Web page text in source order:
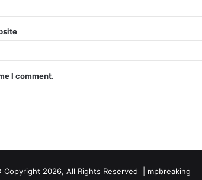
I comment.
Copyright 2026, All Rights Reserved | mpbreaking